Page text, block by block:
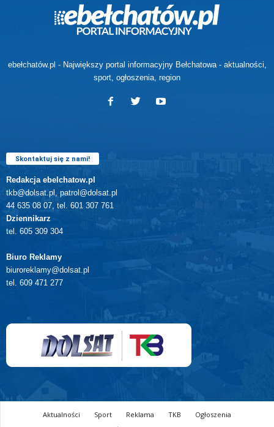
ebełchatów.pl - Największy portal informacyjny Bełchatowa - aktualności,
sport, ogłoszenia, region
Skontaktuj się z nami!
Redakcja ebelchatow.pl
tkb@dolsat.pl, patrol@dolsat.pl
44 635 08 07, tel. 601 307 761
Dziennikarz
tel. 605 309 304
Biuro Reklamy
biuroreklamy@dolsat.pl
tel. 609 471 277
Aktualności Sport Reklama TKB
Ogłoszenia